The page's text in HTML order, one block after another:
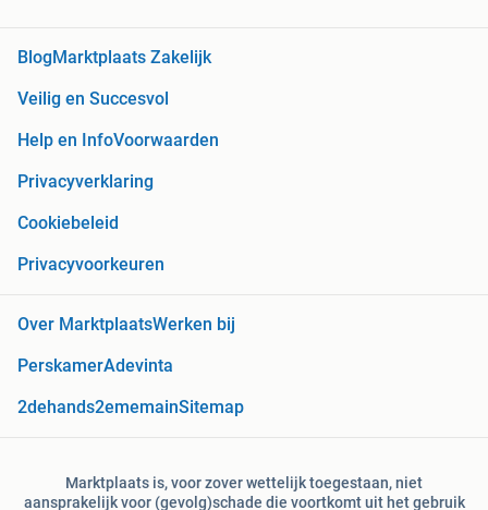
BlogMarktplaats Zakelijk
Veilig en Succesvol
Help en InfoVoorwaarden
Privacyverklaring
Cookiebeleid
Privacyvoorkeuren
Over MarktplaatsWerken bij
PerskamerAdevinta
2dehands2ememainSitemap
Marktplaats is, voor zover wettelijk toegestaan, niet
aansprakelijk voor (gevolg)schade die voortkomt uit het gebruik